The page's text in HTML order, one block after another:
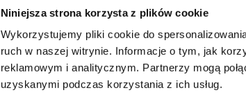
Niniejsza strona korzysta z plików cookie
Wykorzystujemy pliki cookie do
ruch w naszej witrynie. Informacje o tym, jak
reklamowym i analitycznym. Partnerzy mogą
uzyskanymi podczas korzystania z ich usług.